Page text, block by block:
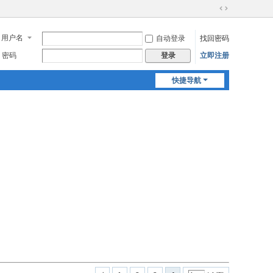
切
到
宽
用户名 自动登录
找回密码
密码
登录 立即注册
快捷导航